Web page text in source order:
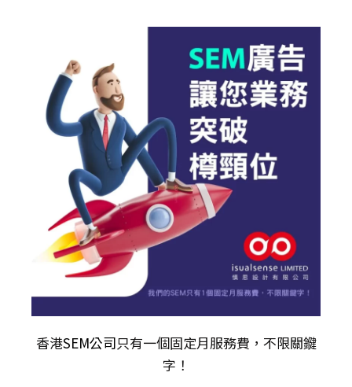
香港SEM公司只有一個固定月服務費，不限關𨫡
字！